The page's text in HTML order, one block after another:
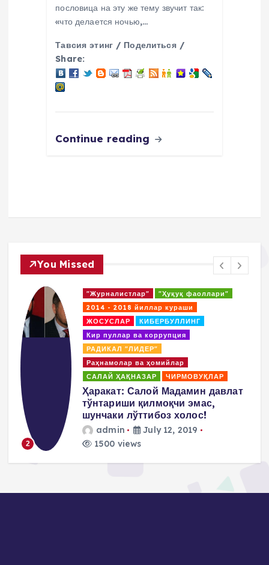
пословица на эту же тему звучит так:
«что делается ночью,…
Тавсия этинг / Поделиться /
Share:
Continue reading
You Missed
"Журналисты"
"Правозащитники"
2014 - 2018. Борьбы
Кибербуллинг
КОАЛИЦИЯ
Коррупция и отмывание денег
ПОВИЛИКА
Покрователи и спонсоры
Пропаганда насилия и террор
Салай Хакназар
Пулат Ахунов: Нам надо
заявить, что мы не разделяем
методы М.Салиха а
придерживаемся
демократических и
ненасильственных методов…
admin
July 10, 2019